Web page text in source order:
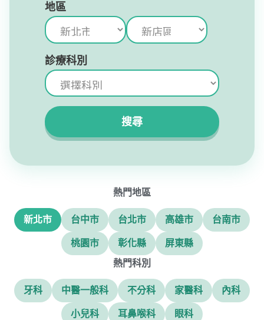
地區
診療科別
搜尋
熱門地區
新北市 台中市 台北市 高雄市 台南市
桃園市 彰化縣
屏東縣
熱門科別
牙科 中醫一般科 不分科 家醫科 內科
小兒科 耳鼻喉科 眼科